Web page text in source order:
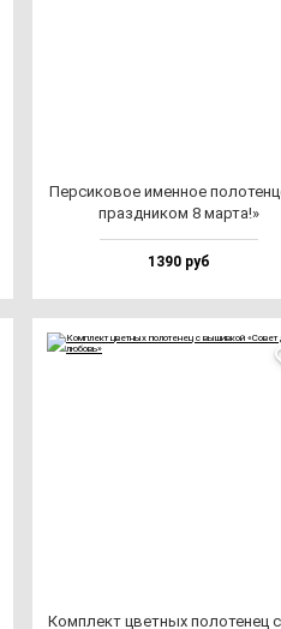
Пер­си­ко­вое имен­ное
праз­дни­ком 8 мар­та!»
1390 руб
Ком­плект цвет­ных по­ло­те­нец